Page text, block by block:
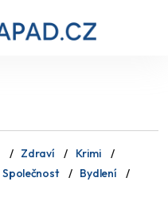
Zdraví
Krimi
Společnost
Bydlení